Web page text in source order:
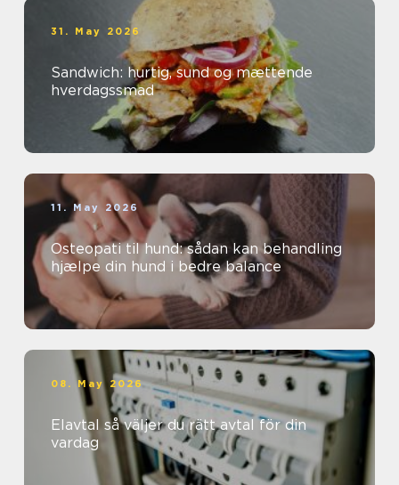
31. May 2026
Sandwich: hurtig, sund og mættende
hverdagssmad
11. May 2026
Osteopati til hund: sådan kan behandling
hjælpe din hund i bedre balance
08. May 2026
Elavtal så väljer du rätt avtal för din
vardag